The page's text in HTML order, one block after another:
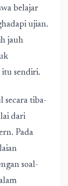
belajar
ujian.
jauh
itu sendiri.
secara tiba-
dari
Pada
soal-